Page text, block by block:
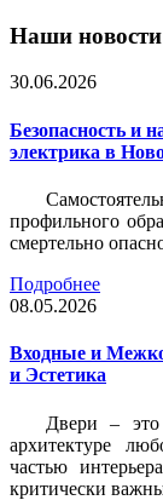
Наши новости
30.06.2026
Безопасность и
электрика в
профильного
смертельно
Подробнее
08.05.2026
Входные и
и Эстетика
Двери –
архитектуре
частью
критически